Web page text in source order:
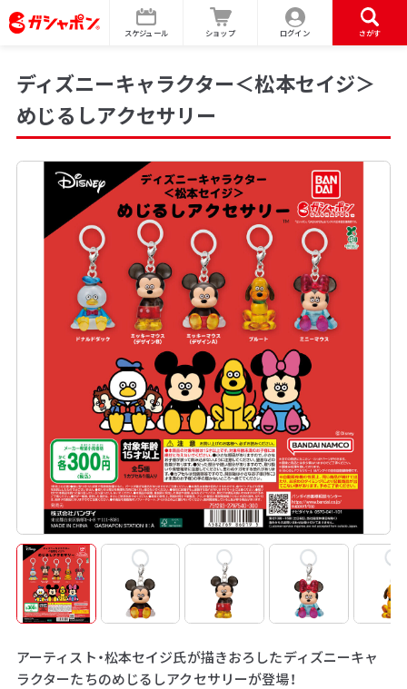
スケジュール ショップ ログイン さがす
ディズニーキャラクター＜松本セイジ＞
めじるしアクセサリー
アーティスト・松本セイジ氏が描きおろしたディズニーキャ
ラクターたちのめじるしアクセサリーが登場！